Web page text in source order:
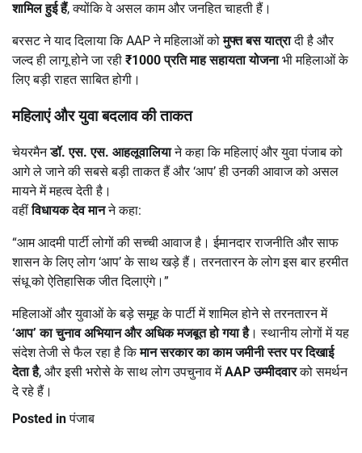
शामिल हुई हैं, क्योंकि वे असल काम और जनहित चाहती हैं।
बरसट ने याद दिलाया कि AAP ने महिलाओं कोमुफ्त बस यात्रादी है और
जल्द ही लागू होने जा रही ₹1000प्रति माह सहायता योजनाभी महिलाओं के
लिए बड़ी राहत साबित होगी।
महिलाएं और युवा बदलाव की ताकत
चेयरमैनडॉ. एस. एस. आहलूवालियाने कहा कि महिलाएं और युवा पंजाब को
आगे ले जाने की सबसे बड़ी ताकत हैं और ‘आप’ ही उनकी आवाज को असल
मायने में महत्व देती है।
वहींविधायक देव मानने कहा:
“आम आदमी पार्टी लोगों की सच्ची आवाज है। ईमानदार राजनीति और साफ
शासन के लिए लोग ‘आप’ के साथ खड़े हैं। तरनतारन के लोग इस बार हरमीत
संधू को ऐतिहासिक जीत दिलाएंगे।”
महिलाओं और युवाओं के बड़े समूह के पार्टी में शामिल होने से तरनतारन में
‘आप’का चुनाव अभियान और अधिक मजबूत हो गया है। स्थानीय लोगों में यह
संदेश तेजी से फैल रहा है किमान सरकार का काम जमीनी स्तर पर दिखाई
देता है, और इसी भरोसे के साथ लोग उपचुनाव मेंAAPउम्मीदवारको समर्थन
दे रहे हैं।
Posted inपंजाब